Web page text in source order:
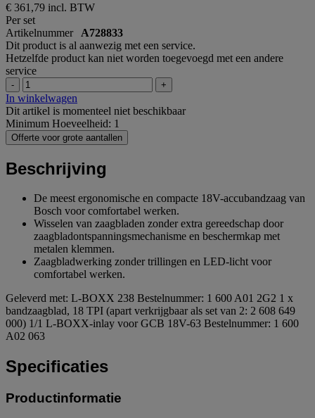
€ 361,79 incl. BTW
Per set
Artikelnummer A728833
Dit product is al aanwezig met een service.
Hetzelfde product kan niet worden toegevoegd met een andere
service
- +
In winkelwagen
Dit artikel is momenteel niet beschikbaar
Minimum Hoeveelheid: 1
Offerte voor grote aantallen
Beschrijving
De meest ergonomische en compacte 18V-accubandzaag van
Bosch voor comfortabel werken.
Wisselen van zaagbladen zonder extra gereedschap door
zaagbladontspanningsmechanisme en beschermkap met
metalen klemmen.
Zaagbladwerking zonder trillingen en LED-licht voor
comfortabel werken.
Geleverd met: L-BOXX 238 Bestelnummer: 1 600 A01 2G2 1 x
bandzaagblad, 18 TPI (apart verkrijgbaar als set van 2: 2 608 649
000) 1/1 L-BOXX-inlay voor GCB 18V-63 Bestelnummer: 1 600
A02 063
Specificaties
Productinformatie